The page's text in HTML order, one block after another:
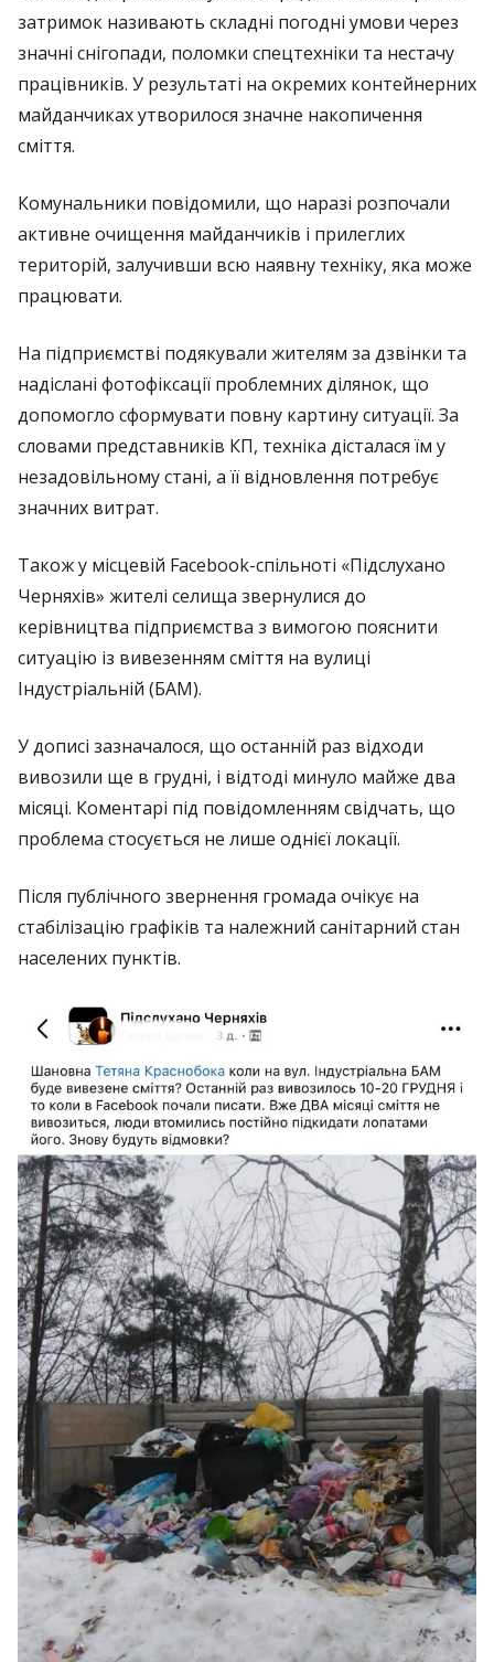
затримок називають складні погодні умови через
значні снігопади, поломки спецтехніки та нестачу
працівників. У результаті на окремих контейнерних
майданчиках утворилося значне накопичення
сміття.
Комунальники повідомили, що наразі розпочали
активне очищення майданчиків і прилеглих
територій, залучивши всю наявну техніку, яка може
працювати.
На підприємстві подякували жителям за дзвінки та
надіслані фотофіксації проблемних ділянок, що
допомогло сформувати повну картину ситуації. За
словами представників КП, техніка дісталася їм у
незадовільному стані, а її відновлення потребує
значних витрат.
Також у місцевій Facebook-спільноті «Підслухано
Черняхів» жителі селища звернулися до
керівництва підприємства з вимогою пояснити
ситуацію із вивезенням сміття на вулиці
Індустріальній (БАМ).
У дописі зазначалося, що останній раз відходи
вивозили ще в грудні, і відтоді минуло майже два
місяці. Коментарі під повідомленням свідчать, що
проблема стосується не лише однієї локації.
Після публічного звернення громада очікує на
стабілізацію графіків та належний санітарний стан
населених пунктів.